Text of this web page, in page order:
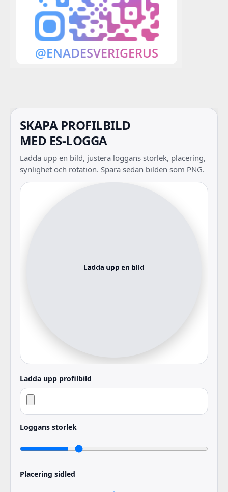
SKAPA PROFILBILD
MED ES-LOGGA
Ladda upp en bild, justera loggans storlek, placering,
synlighet och rotation. Spara sedan bilden som PNG.
Ladda upp profilbild
Loggans storlek
Placering sidled